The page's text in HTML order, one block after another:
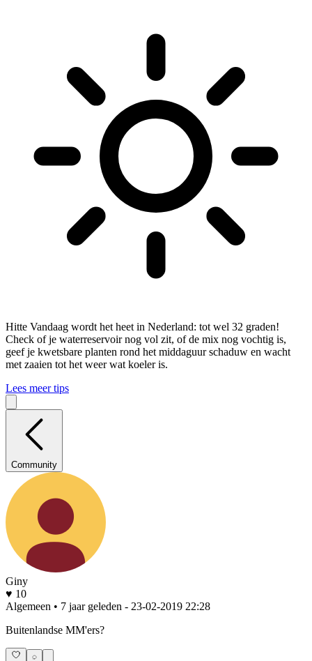
Hitte Vandaag wordt het heet in Nederland: tot wel 32 graden!
Check of je waterreservoir nog vol zit, of de mix nog vochtig is,
geef je kwetsbare planten rond het middaguur schaduw en wacht
met zaaien tot het weer wat koeler is.
Lees meer tips
Community
Giny
♥ 10
Algemeen • 7 jaar geleden - 23-02-2019 22:28
Buitenlandse MM'ers?